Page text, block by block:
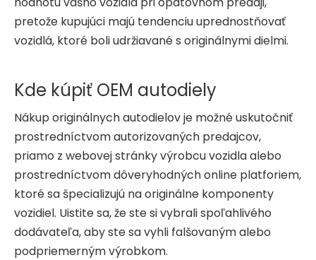
pretože kupujúci majú tendenciu uprednostňovať
vozidlá, ktoré boli udržiavané s originálnymi dielmi.
Kde kúpiť OEM autodiely
Nákup originálnych autodielov je možné uskutočniť
prostredníctvom autorizovaných predajcov,
priamo z webovej stránky výrobcu vozidla alebo
prostredníctvom dôveryhodných online platforiem,
ktoré sa špecializujú na originálne komponenty
vozidiel. Uistite sa, že ste si vybrali spoľahlivého
dodávateľa, aby ste sa vyhli falšovaným alebo
podpriemerným výrobkom.